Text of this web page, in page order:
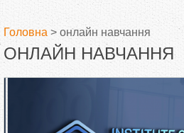
В
Головна > онлайн навчання
ОНЛАЙН НАВЧАННЯ